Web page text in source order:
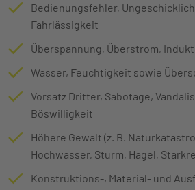
Bedienungsfehler,
Fahrlässigkeit
Überspannung, Überstrom,
Wasser, Feuchtigkeit sowie
Vorsatz Dritter, Sabotage,
Böswilligkeit
Höhere Gewalt (z. B.
Hochwasser, Sturm, Hagel,
Konstruktions-, Material- und